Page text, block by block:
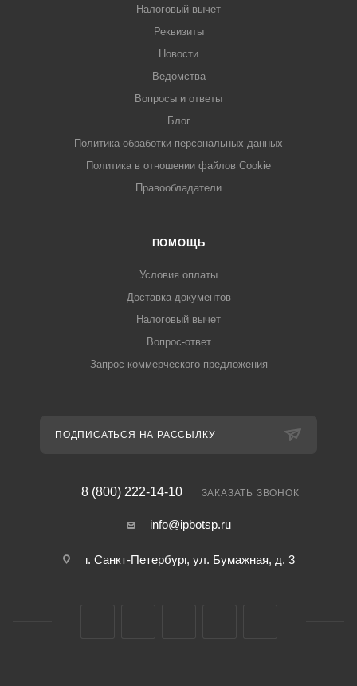
Налоговый вычет
Реквизиты
Новости
Ведомства
Вопросы и ответы
Блог
Политика обработки персональных данных
Политика в отношении файлов Cookie
Правообладатели
ПОМОЩЬ
Условия оплаты
Доставка документов
Налоговый вычет
Вопрос-ответ
Запрос коммерческого предложения
ПОДПИСАТЬСЯ НА РАССЫЛКУ
8 (800) 222-14-10 ЗАКАЗАТЬ ЗВОНОК
info@ipbotsp.ru
г. Санкт-Петербург, ул. Бумажная, д. 3